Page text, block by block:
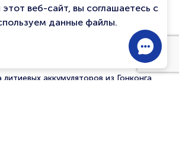
Решения
авиаперевозки грузов
города РФ транзитом через Таиланд
литиевых аккумуляторов из Гонконга
веб-сайт, вы соглашаетесь с
данные файлы.
Us